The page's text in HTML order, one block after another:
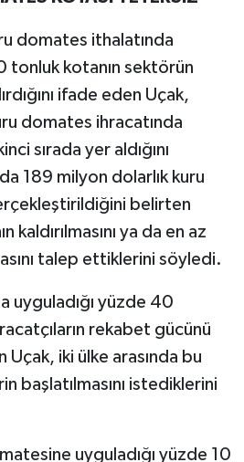
domates ithalatında
tonluk kotanın sektörün
ifade eden Uçak,
domates ihracatında
sırada yer aldığını
189 milyon dolarlık kuru
belirten
kaldırılmasını ya da en az
talep ettiklerini söyledi.
uyguladığı yüzde 40
rekabet gücünü
Uçak, iki ülke arasında bu
başlatılmasını istediklerini
uyguladığı yüzde 10